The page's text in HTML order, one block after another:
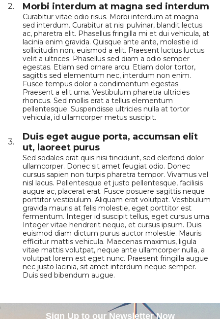
2. Morbi interdum at magna sed interdum
Curabitur vitae odio risus. Morbi interdum at magna
sed interdum. Curabitur at nisi pulvinar, blandit lectus
ac, pharetra elit. Phasellus fringilla mi et dui vehicula, at
lacinia enim gravida. Quisque ante ante, molestie id
sollicitudin non, euismod a elit. Praesent luctus luctus
velit a ultrices. Phasellus sed diam a odio semper
egestas. Etiam sed ornare arcu. Etiam dolor tortor,
sagittis sed elementum nec, interdum non enim.
Fusce tempus dolor a condimentum egestas.
Praesent a elit urna. Vestibulum pharetra ultricies
rhoncus. Sed mollis erat a tellus elementum
pellentesque. Suspendisse ultricies nulla at tortor
vehicula, id ullamcorper metus suscipit.
3.
Duis eget augue porta, accumsan elit
ut, laoreet purus
Sed sodales erat quis nisi tincidunt, sed eleifend dolor
ullamcorper. Donec sit amet feugiat odio. Donec
cursus sapien non turpis pharetra tempor. Vivamus vel
nisl lacus. Pellentesque et justo pellentesque, facilisis
augue ac, placerat erat. Fusce posuere sagittis neque
porttitor vestibulum. Aliquam erat volutpat. Vestibulum
gravida mauris at felis molestie, eget porttitor est
fermentum. Integer id suscipit tellus, eget cursus urna.
Integer vitae hendrerit neque, et cursus ipsum. Duis
euismod diam dictum purus auctor molestie. Mauris
efficitur mattis vehicula. Maecenas maximus, ligula
vitae mattis volutpat, neque ante ullamcorper nulla, a
volutpat lorem est eget nunc. Praesent fringilla augue
nec justo lacinia, sit amet interdum neque semper.
Duis sed bibendum augue.
Sign Up to our Newsletter Now